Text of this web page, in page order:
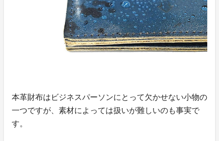
本革財布はビジネスパーソンにとって欠かせない小物の
一つですが、素材によっては扱いが難しいのも事実で
す。